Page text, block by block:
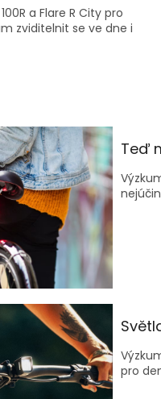
a Flare R City pro
zviditelnit se ve dne i
Teď
pro